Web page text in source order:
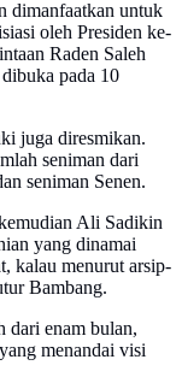
dimanfaatkan untuk
oleh Presiden ke-
Raden Saleh
pada 10
juga diresmikan.
seniman dari
seniman Senen.
Ali Sadikin
yang dinamai
kalau menurut arsip-
Bambang.
dari enam bulan,
menandai visi